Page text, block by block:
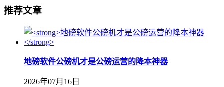
推荐文章
地磅软件公磅机才是公磅运营的降本神器
2026年07月16日